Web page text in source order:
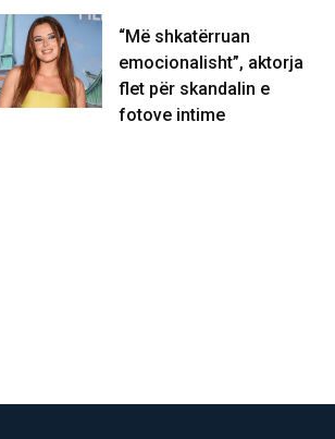
“Më shkatërruan
emocionalisht”, aktorja
flet për skandalin e
fotove intime